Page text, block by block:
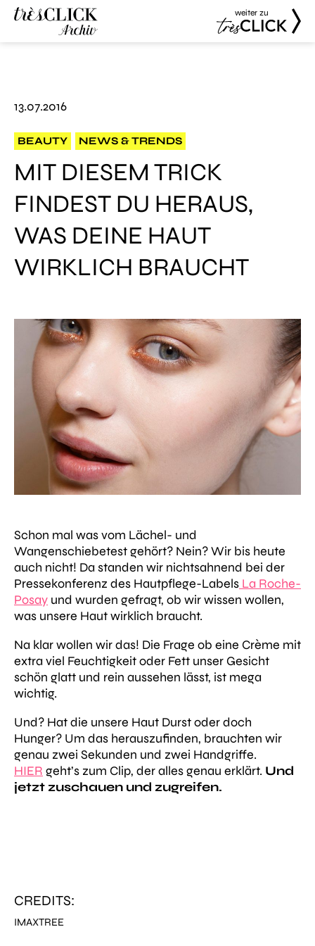
weiter zu
13.07.2016
BEAUTY NEWS & TRENDS
MIT DIESEM TRICK
FINDEST DU HERAUS,
WAS DEINE HAUT
WIRKLICH BRAUCHT
Schon mal was vom Lächel- und
Wangenschiebetest gehört? Nein? Wir bis heute
auch nicht! Da standen wir nichtsahnend bei der
Pressekonferenz des Hautpflege-Labels La Roche-
Posay und wurden gefragt, ob wir wissen wollen,
was unsere Haut wirklich braucht.
Na klar wollen wir das! Die Frage ob eine Crème mit
extra viel Feuchtigkeit oder Fett unser Gesicht
schön glatt und rein aussehen lässt, ist mega
wichtig.
Und? Hat die unsere Haut Durst oder doch
Hunger? Um das herauszufinden, brauchten wir
genau zwei Sekunden und zwei Handgriffe.
HIER geht’s zum Clip, der alles genau erklärt. Und
jetzt zuschauen und zugreifen.
CREDITS:
IMAXTREE